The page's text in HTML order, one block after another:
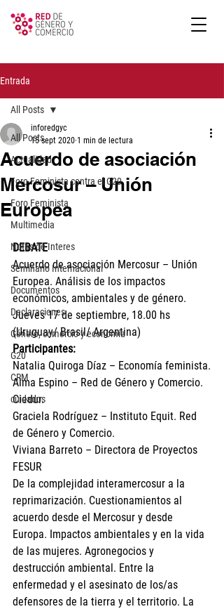
Entrada
All Posts
Actualidad
Foro Feminista contra el G20
Foro Feminista
Multimedia
Notas de Interes
Seminario Internacional
Documentos
Declaraciones
Género, comercio y economía
G20
CRM
cuidados
All Posts
Acuerdo de asociación
Mercosur – Unión
Europea
inforedgyc
15 sept 2020 1 min de lectura
DEBATE
Acuerdo de asociación Mercosur – Unión
Europea. Análisis de los impactos
económicos, ambientales y de género.
Jueves 17 de septiembre, 18.00 hs
(Uruguay/ Brasil/ Argentina)
Participantes:
Natalia Quiroga Díaz – Economía feminista.
Alma Espino – Red de Género y Comercio.
Ciedur.
Graciela Rodríguez – Instituto Equit. Red
de Género y Comercio.
Viviana Barreto – Directora de Proyectos
FESUR
De la complejidad interamercosur a la
reprimarización. Cuestionamientos al
acuerdo desde el Mercosur y desde
Europa. Impactos ambientales y en la vida
de las mujeres. Agronegocios y
destrucción ambiental. Entre la
enfermedad y el asesinato de los/as
defensores de la tierra y el territorio. La